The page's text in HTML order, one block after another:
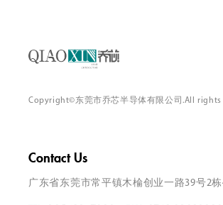
Copyright©东莞市乔芯半导体有限公司.All rights
Contact Us
广东省东莞市常平镇木棆创业一路39号2